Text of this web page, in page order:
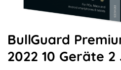
BullGuard
2022 10 Geräte 2